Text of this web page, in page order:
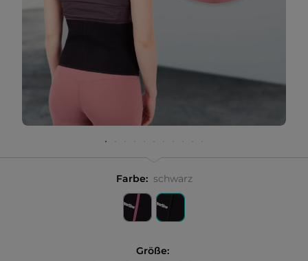
Farbe: schwarz
Größe: